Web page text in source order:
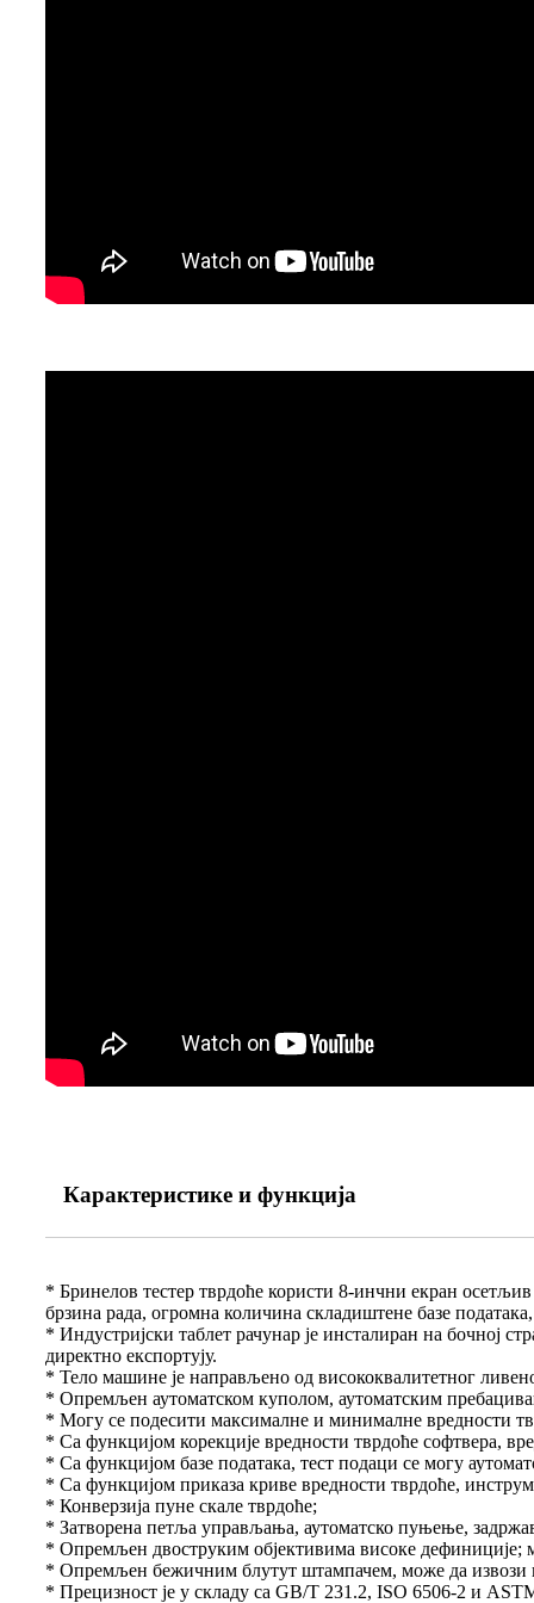
Карактеристике и функција
* Бринелов тестер тврдоће користи 8-инчни екран
брзина рада, огромна количина складиштене базе
* Индустријски таблет рачунар је инсталиран на бочној
директно експортују.
* Тело машине је направљено од висококвалитетног
* Опремљен аутоматском куполом, аутоматским
* Могу се подесити максималне и минималне вредности
* Са функцијом корекције вредности тврдоће софтвера,
* Са функцијом базе података, тест подаци се могу
* Са функцијом приказа криве вредности тврдоће,
* Конверзија пуне скале тврдоће;
* Затворена петља управљања, аутоматско пуњење,
* Опремљен двоструким објективима високе
* Опремљен бежичним блутут штампачем, може да извози
* Прецизност је у складу са GB/T 231.2, ISO 6506-2 и